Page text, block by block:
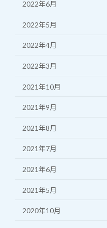
2022年6月
2022年5月
2022年4月
2022年3月
2021年10月
2021年9月
2021年8月
2021年7月
2021年6月
2021年5月
2020年10月